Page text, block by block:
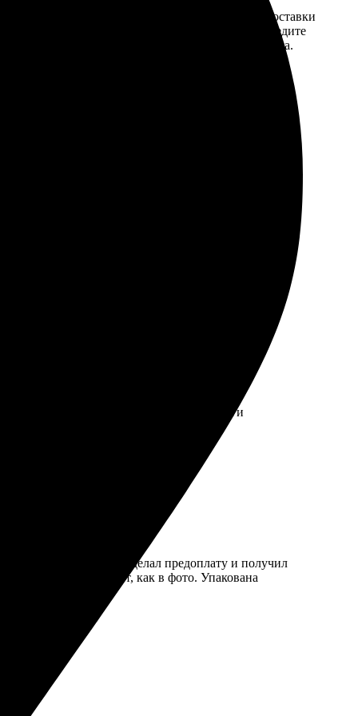
Введите адрес и выберите способ доставки
заказа. Если у вас есть промокод, введите
его в специальное поле для промокода.
на почту.
Пользоваться приятно, все коллеги
Через пару дней сделал предоплату и получил
прекрасно выглядит, как в фото. Упакована
подарком.